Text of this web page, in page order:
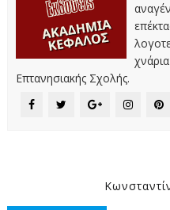
Επτανησιακής Σχολής.